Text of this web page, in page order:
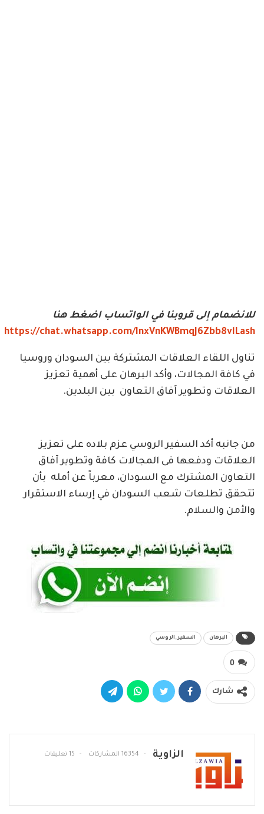
للانضمام إلى قروبنا في الواتساب اضغط هنا
https://chat.whatsapp.com/InxVnKWBmqJ6Zbb8vlLash
تناول اللقاء العلاقات المشتركة بين السودان وروسيا
في كافة المجالات، وأكد البرهان على أهمية تعزيز
العلاقات وتطوير آفاق التعاون بين البلدين.
من جانبه أكد السفير الروسي عزم بلاده على تعزيز
العلاقات ودفعها فى المجالات كافة وتطوير آفاق
التعاون المشترك مع السودان، معرباً عن أمله بأن
تتحقق تطلعات شعب السودان في إرساء الاستقرار
والأمن والسلام.
البرهان السفير_الروسي
0
شارك
الزاوية 16354 المشاركات 15 تعليقات